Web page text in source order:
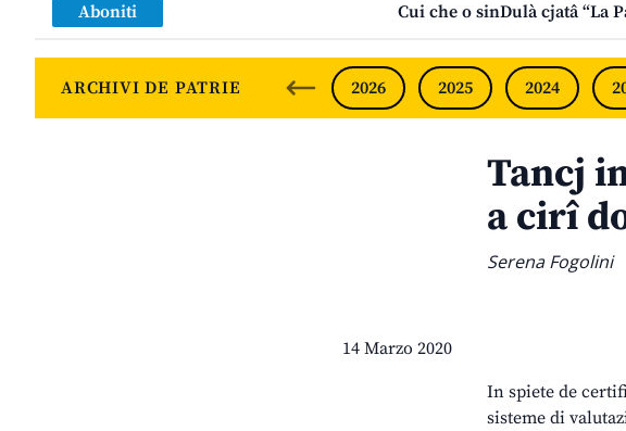
Aboniti Cui che o sinDulà cjatâ “La
ARCHIVI DE PATRIE 2026 2025 2024
Tancj
a cirî
Serena Fogolini
14 Marzo 2020
In spiete de
sisteme di